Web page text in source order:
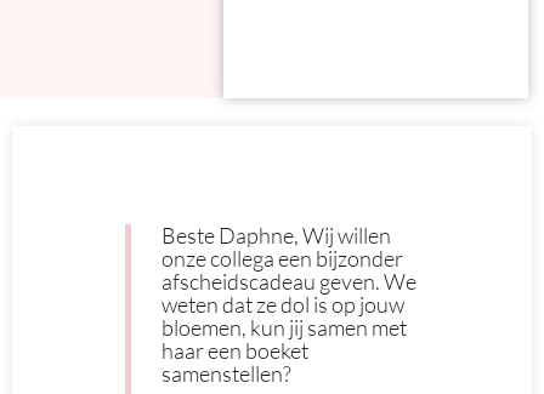
Beste Daphne, Wij willen
onze collega een bijzonder
afscheidscadeau geven. We
weten dat ze dol is op jouw
bloemen, kun jij samen met
haar een boeket
samenstellen?